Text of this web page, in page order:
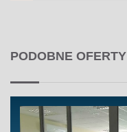
PODOBNE OFERTY